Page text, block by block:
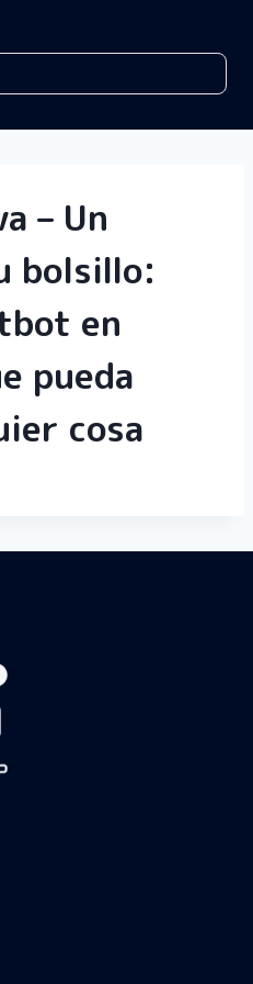
– Un
bolsillo:
en
pueda
cosa